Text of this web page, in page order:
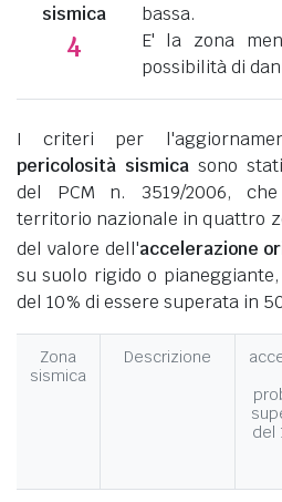
sismica
4
bassa.
E' la zona
possibilità di
I criteri per
pericolosità sismica sono
del PCM n. 3519/2006,
territorio nazionale in quattro
del valore dell'accelerazione
su suolo rigido o
del 10% di essere superata in
Zona
sismica
Descrizione
del